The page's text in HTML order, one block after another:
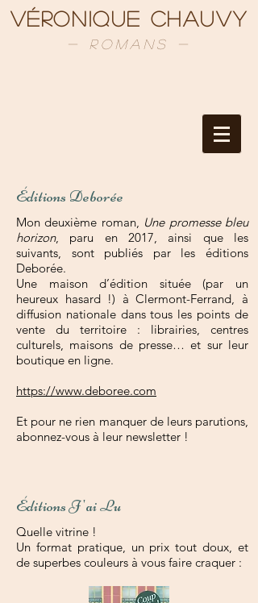
Véronique Chauvy
- Romans -
Éditions Deborée
Mon deuxième roman, Une promesse bleu
horizon, paru en 2017, ainsi que les
suivants, sont publiés par les éditions
Deborée.
Une maison d’édition située (par un
heureux hasard !) à Clermont-Ferrand, à
diffusion nationale dans tous les points de
vente du territoire : librairies, centres
culturels, maisons de presse… et sur leur
boutique en ligne.
https://www.deboree.com
Et pour ne rien manquer de leurs parutions,
abonnez-vous à leur newsletter !
Éditions J 'ai Lu
Quelle vitrine !
Un format pratique, un prix tout doux, et
de superbes couleurs à vous faire craquer :